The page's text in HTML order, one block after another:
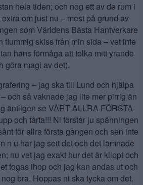
hela tiden; och nog ett av de rum i
om just nu – mest på grund av
som Världens Bästa Hantverkare
flummig skiss från min sida – vet inte
hans förmåga att tolka mitt yrande
göra magi av det).
– jag ska till Lund och hjälpa
och så vaknade jag lite mer pirrig än
äntligen se VÅRT ALLRA FÖRSTA
och tårta!!! Ni förstår ju spänningen
för allra första gången och sen inte
n u har jag sett det och det lämnade
nu vet jag exakt hur det är klippt och
fogas ihop och jag kan andas ut och
bra. Hoppas ni ska tycka om det.